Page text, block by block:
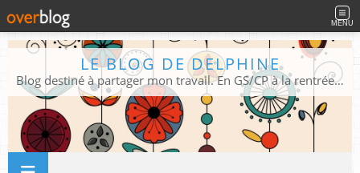
MENU
LE BLOG DE DELPHINE
Blog destiné à partager mon travail. En GS/CP à la rentrée 2026/2027 !